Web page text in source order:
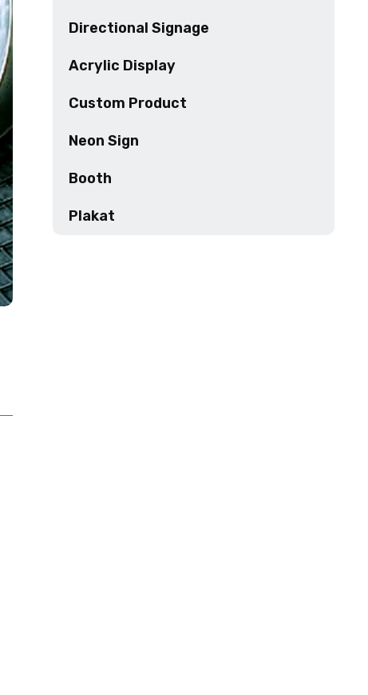
Directional Signage
Acrylic Display
Custom Product
Neon Sign
Booth
Plakat